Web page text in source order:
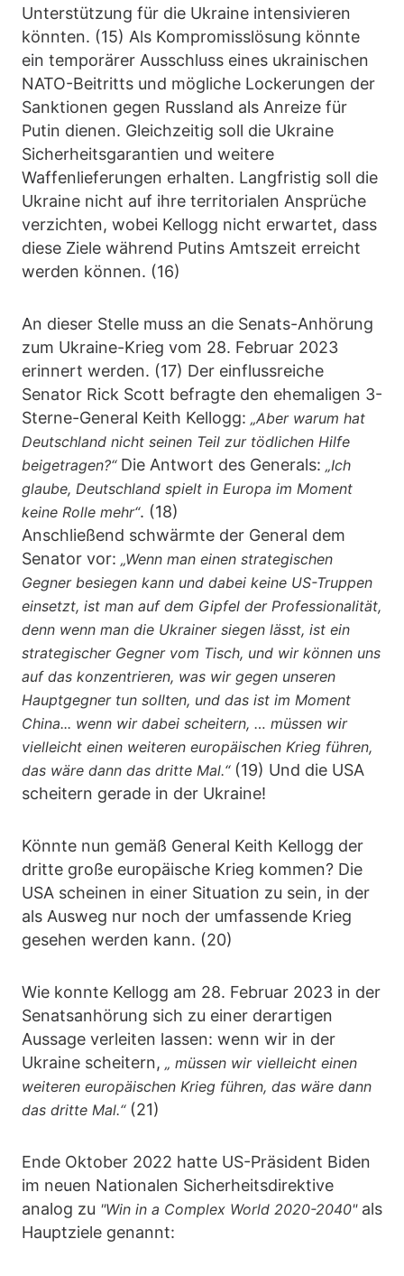
Unterstützung für die Ukraine intensivieren
könnten. (15) Als Kompromisslösung könnte
ein temporärer Ausschluss eines ukrainischen
NATO-Beitritts und mögliche Lockerungen der
Sanktionen gegen Russland als Anreize für
Putin dienen. Gleichzeitig soll die Ukraine
Sicherheitsgarantien und weitere
Waffenlieferungen erhalten. Langfristig soll die
Ukraine nicht auf ihre territorialen Ansprüche
verzichten, wobei Kellogg nicht erwartet, dass
diese Ziele während Putins Amtszeit erreicht
werden können. (16)
An dieser Stelle muss an die Senats-Anhörung
zum Ukraine-Krieg vom 28. Februar 2023
erinnert werden. (17) Der einflussreiche
Senator Rick Scott befragte den ehemaligen 3-
Sterne-General Keith Kellogg: „Aber warum hat
Deutschland nicht seinen Teil zur tödlichen Hilfe
beigetragen?“Die Antwort des Generals: „Ich
glaube, Deutschland spielt in Europa im Moment
keine Rolle mehr“. (18)
Anschließend schwärmte der General dem
Senator vor: „Wenn man einen strategischen
Gegner besiegen kann und dabei keine US-Truppen
einsetzt, ist man auf dem Gipfel der Professionalität,
denn wenn man die Ukrainer siegen lässt, ist ein
strategischer Gegner vom Tisch, und wir können uns
auf das konzentrieren, was wir gegen unseren
Hauptgegner tun sollten, und das ist im Moment
China... wenn wir dabei scheitern, … müssen wir
vielleicht einen weiteren europäischen Krieg führen,
das wäre dann das dritte Mal.“(19) Und die USA
scheitern gerade in der Ukraine!
Könnte nun gemäß General Keith Kellogg der
dritte große europäische Krieg kommen? Die
USA scheinen in einer Situation zu sein, in der
als Ausweg nur noch der umfassende Krieg
gesehen werden kann. (20)
Wie konnte Kellogg am 28. Februar 2023 in der
Senatsanhörung sich zu einer derartigen
Aussage verleiten lassen: wenn wir in der
Ukraine scheitern, „ müssen wir vielleicht einen
weiteren europäischen Krieg führen, das wäre dann
das dritte Mal.“ (21)
Ende Oktober 2022 hatte US-Präsident Biden
im neuen Nationalen Sicherheitsdirektive
analog zu "Win in a Complex World 2020-2040"als
Hauptziele genannt: